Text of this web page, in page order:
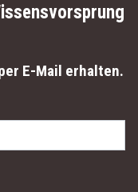
E-Mail erhalten.